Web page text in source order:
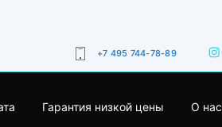
+7 495 744-78-89
Гарантия низкой цены О нас